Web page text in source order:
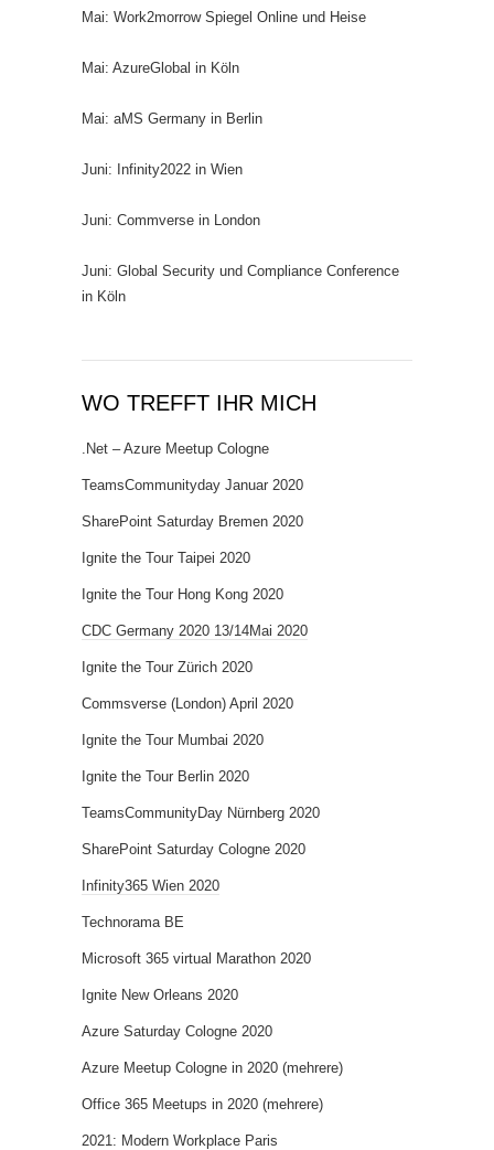
Mai: Work2morrow Spiegel Online und Heise
Mai: AzureGlobal in Köln
Mai: aMS Germany in Berlin
Juni: Infinity2022 in Wien
Juni: Commverse in London
Juni: Global Security und Compliance Conference
in Köln
WO TREFFT IHR MICH
.Net – Azure Meetup Cologne
TeamsCommunityday Januar 2020
SharePoint Saturday Bremen 2020
Ignite the Tour Taipei 2020
Ignite the Tour Hong Kong 2020
CDC Germany 2020 13/14Mai 2020
Ignite the Tour Zürich 2020
Commsverse (London) April 2020
Ignite the Tour Mumbai 2020
Ignite the Tour Berlin 2020
TeamsCommunityDay Nürnberg 2020
SharePoint Saturday Cologne 2020
Infinity365 Wien 2020
Technorama BE
Microsoft 365 virtual Marathon 2020
Ignite New Orleans 2020
Azure Saturday Cologne 2020
Azure Meetup Cologne in 2020 (mehrere)
Office 365 Meetups in 2020 (mehrere)
2021: Modern Workplace Paris